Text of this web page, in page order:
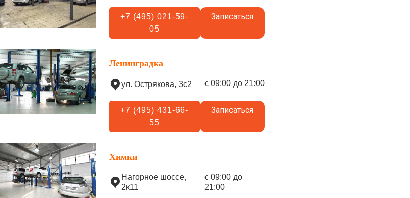
+7 (495) 021-59-
05
Записаться
Ленинградка
ул. Острякова, 3с2 с 09:00 до 21:00
+7 (495) 431-66-
55
Записаться
Химки
Нагорное шоссе,
2к11
с 09:00 до
21:00